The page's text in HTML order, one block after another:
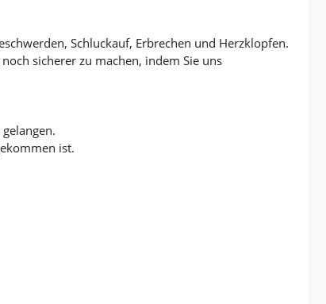
Schluckauf, Erbrechen und Herzklopfen.
sicherer zu machen, indem Sie uns
ist.